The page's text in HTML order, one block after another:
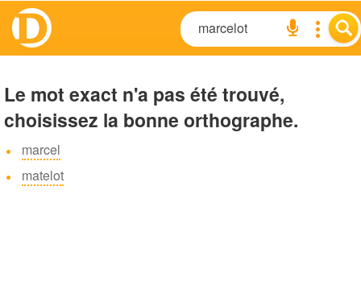
Le mot exact n'a pas été trouvé,
choisissez la bonne orthographe.
marcel
matelot